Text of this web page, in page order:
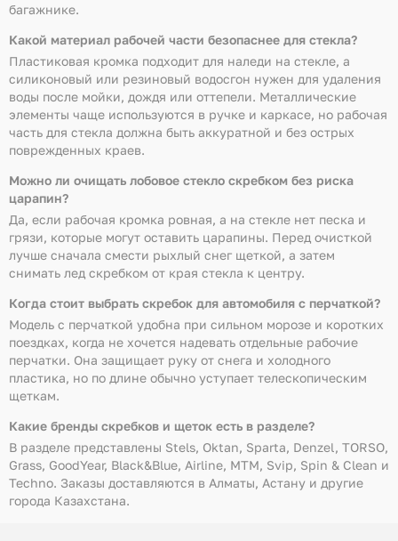
багажнике.
Какой материал рабочей части безопаснее для стекла?
Пластиковая кромка подходит для наледи на стекле, а
силиконовый или резиновый водосгон нужен для удаления
воды после мойки, дождя или оттепели. Металлические
элементы чаще используются в ручке и каркасе, но рабочая
часть для стекла должна быть аккуратной и без острых
поврежденных краев.
Можно ли очищать лобовое стекло скребком без риска
царапин?
Да, если рабочая кромка ровная, а на стекле нет песка и
грязи, которые могут оставить царапины. Перед очисткой
лучше сначала смести рыхлый снег щеткой, а затем
снимать лед скребком от края стекла к центру.
Когда стоит выбрать скребок для автомобиля с перчаткой?
Модель с перчаткой удобна при сильном морозе и коротких
поездках, когда не хочется надевать отдельные рабочие
перчатки. Она защищает руку от снега и холодного
пластика, но по длине обычно уступает телескопическим
щеткам.
Какие бренды скребков и щеток есть в разделе?
В разделе представлены Stels, Oktan, Sparta, Denzel, TORSO,
Grass, GoodYear, Black&Blue, Airline, MTM, Svip, Spin & Clean и
Techno. Заказы доставляются в Алматы, Астану и другие
города Казахстана.